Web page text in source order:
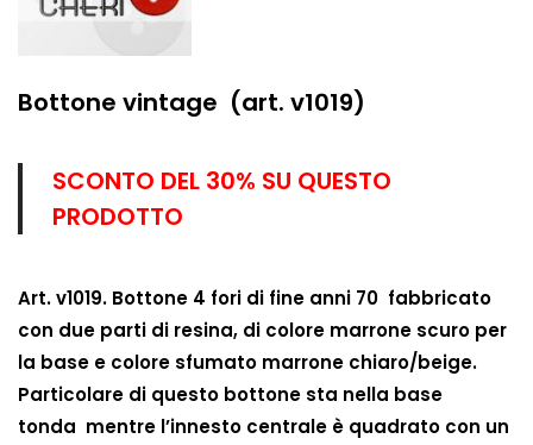
Bottone vintage (art. v1019)
SCONTO DEL 30% SU QUESTO
PRODOTTO
Art. v1019. Bottone 4 fori di fine anni 70 fabbricato
con due parti di resina, di colore marrone scuro per
la base e colore sfumato marrone chiaro/beige.
Particolare di questo bottone sta nella base
tonda mentre l’innesto centrale è quadrato con un